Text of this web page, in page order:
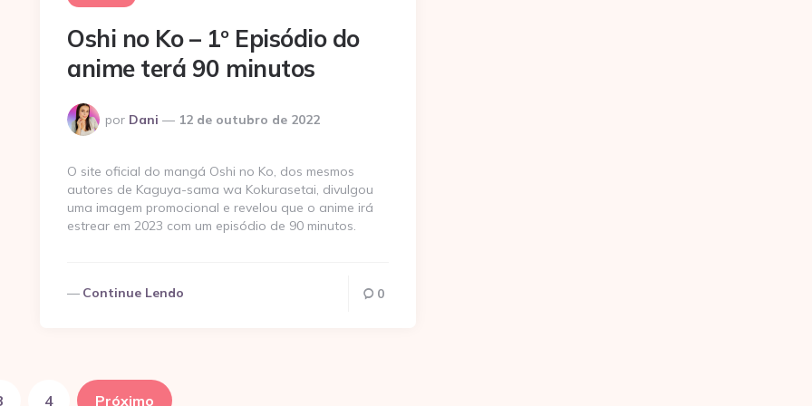
Oshi no Ko – 1º Episódio do
anime terá 90 minutos
Postado
por
por Dani 12 de outubro de 2022
O site oficial do mangá Oshi no Ko, dos mesmos
autores de Kaguya-sama wa Kokurasetai, divulgou
uma imagem promocional e revelou que o anime irá
estrear em 2023 com um episódio de 90 minutos.
Continue Lendo 0
4 Próximo